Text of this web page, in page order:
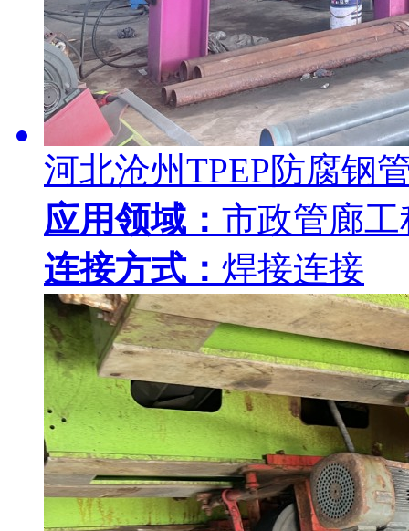
河北沧州TPEP防腐钢
应用领域： 市政管廊工
连接方式： 焊接连接